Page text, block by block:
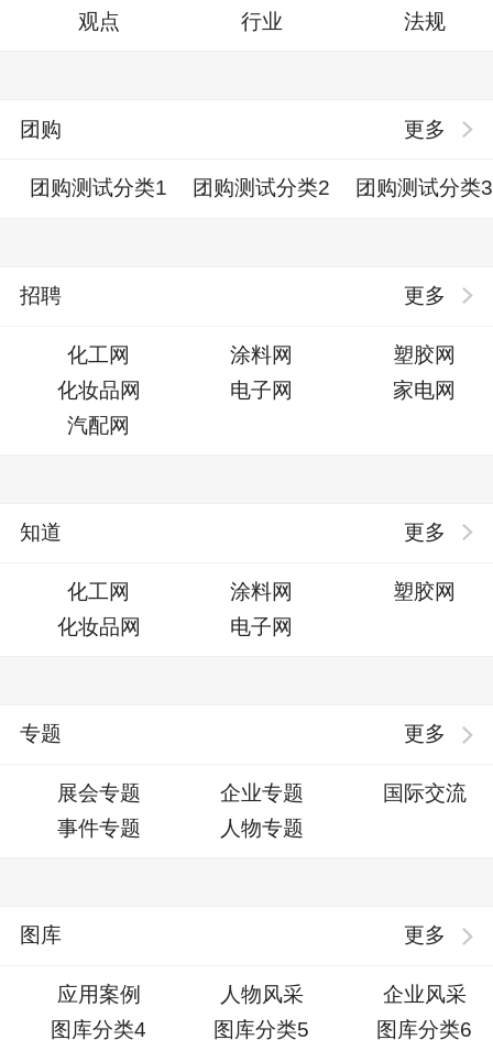
观点
行业 法规
更多
团购
团购测试分类1 团购测试分类2 团购测试分类3
更多
招聘
化工网 涂料网
塑胶网
化妆品网
电子网
家电网
汽配网
更多
知道
化工网 涂料网
塑胶网
化妆品网
电子网
更多
专题
展会专题 企业专题
国际交流
事件专题
人物专题
更多
图库
应用案例 人物风采
企业风采
图库分类4
图库分类5
图库分类6